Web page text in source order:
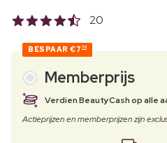
20
BESPAAR €7 70
Memberprijs
Verdien BeautyCash op alle
Actieprijzen en memberprijzen zijn